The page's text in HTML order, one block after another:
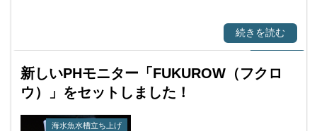
続きを読む
新しいPHモニター「FUKUROW（フクロ
ウ）」をセットしました！
海水魚水槽立ち上げ